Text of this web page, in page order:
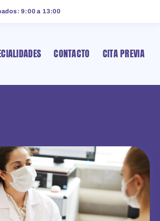
9:00 a 13:00
CONTACTO CITA PREVIA